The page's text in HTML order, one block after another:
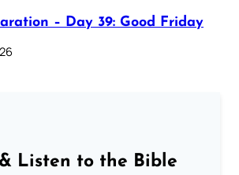
– Day 39: Good Friday
Listen to the Bible